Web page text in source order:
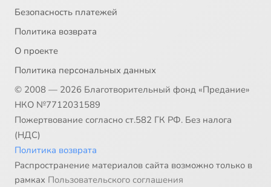
Безопасность платежей
Политика возврата
О проекте
Политика персональных данных
© 2008 — 2026 Благотворительный фонд «Предание»
НКО №7712031589
Пожертвование согласно ст.582 ГК РФ. Без налога
(НДС)
Политика возврата
Распространение материалов сайта возможно только в
рамках Пользовательского соглашения